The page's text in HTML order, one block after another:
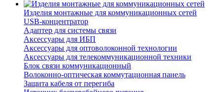
Изделия монтажные для коммуникационных сетей
USB-концентратор
Адаптер для системы связи
Аксессуары для ИБП
Аксессуары для оптоволоконной технологии
Аксессуары для телекоммуникационной техники
Блок связи коммуникационный
Волоконно-оптическая коммутационная панель
Защита кабеля от перегиба